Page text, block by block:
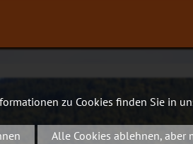
zu Cookies finden Sie in
Alle Cookies ablehnen, aber